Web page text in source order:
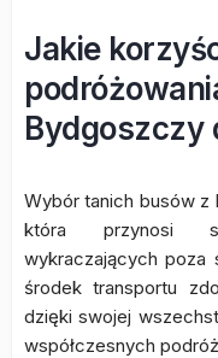
Jakie
Bydgoszczy
Wybór tanich busów
która przynosi
wykraczających poza
środek transportu
dzięki swojej
współczesnych